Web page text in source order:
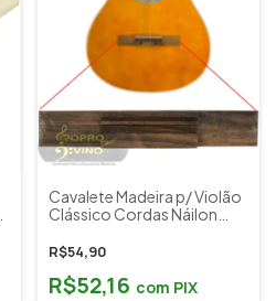
Cavalete Madeira p/ Violão
Clássico Cordas Náilon
NA
R$54,90
R$52,16 com PIX